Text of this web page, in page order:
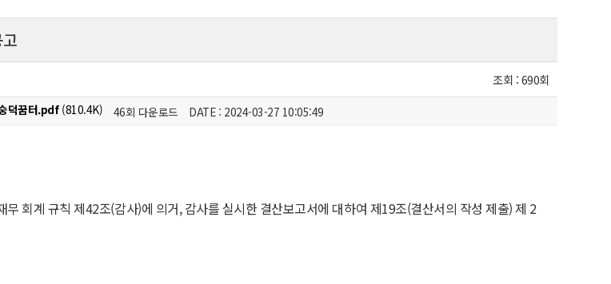
조회 :690회
덕꿈터.pdf(810.4K) 46회 다운로드 DATE : 2024-03-27 10:05:49
무 회계 규칙 제42조(감사)에 의거, 감사를 실시한 결산보고서에 대하여 제19조(결산서의 작성 제출) 제 2